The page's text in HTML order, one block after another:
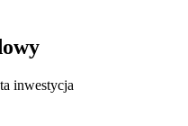
inwestycja